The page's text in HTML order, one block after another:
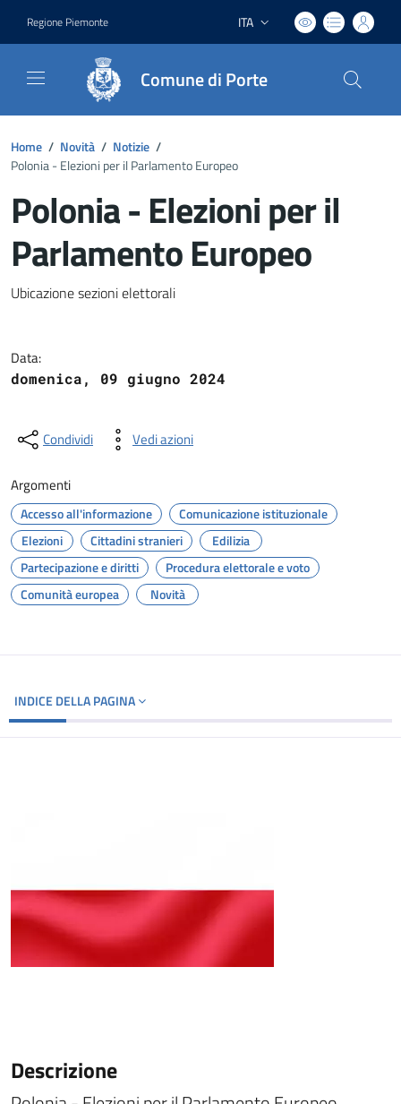
Regione Piemonte Lingua attiva:
ITA
Comune di Porte
Home / Novità / Notizie /
Polonia - Elezioni per il Parlamento Europeo
Polonia - Elezioni per il
Parlamento Europeo
Dettagli del documento
Ubicazione sezioni elettorali
Data:
domenica, 09 giugno 2024
Condividi Vedi azioni
Argomenti
Accesso all'informazione
Comunicazione istituzionale
Elezioni
Cittadini stranieri
Edilizia
Partecipazione e diritti
Procedura elettorale e voto
Comunità europea
Novità
INDICE DELLA PAGINA
Descrizione